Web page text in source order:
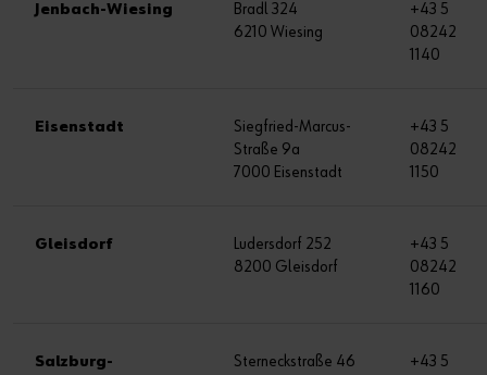
Jenbach-Wiesing
Bradl 324
6210 Wiesing
+43 5
08242
1140
Eisenstadt
Siegfried-Marcus-
Straße 9a
7000 Eisenstadt
+43 5
08242
1150
Gleisdorf
Ludersdorf 252
8200 Gleisdorf
+43 5
08242
1160
Salzburg-
Sterneckstraße 46
+43 5